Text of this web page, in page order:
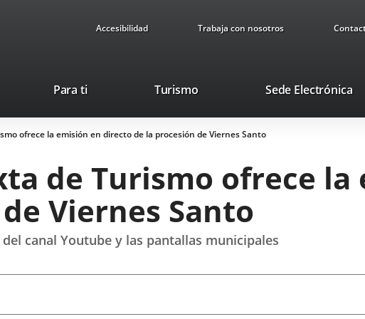
Accesibilidad Trabaja con nosotros
Para ti TurismoThis
will
open
pop-
window.
Sede Electrónica
ofrece la emisión en directo de la procesión de Viernes Santo
de Turismo ofrece
Viernes Santo
canal Youtube y las pantallas municipales